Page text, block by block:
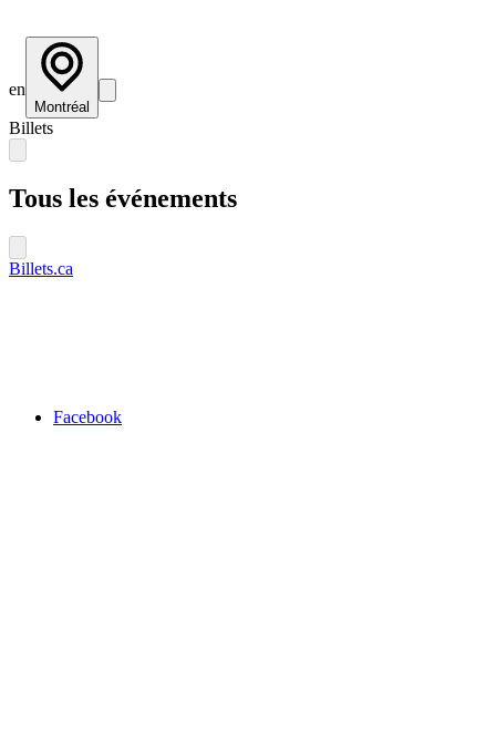
en
Montréal
Billets
Tous les événements
Billets.ca
Facebook